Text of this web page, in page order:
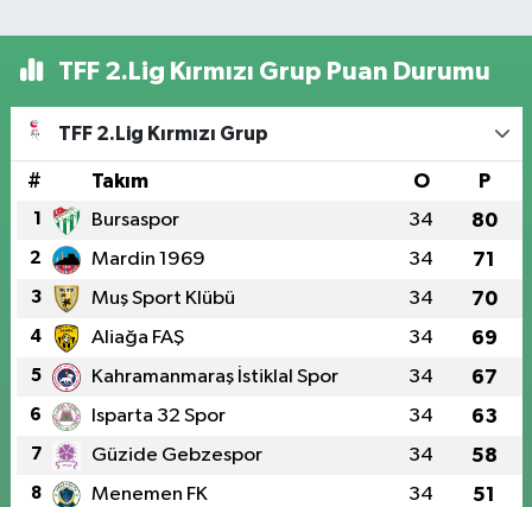
TFF 2.Lig Kırmızı Grup Puan Durumu
TFF 2.Lig Kırmızı Grup
# Takım O P
1 Bursaspor 34 80
2 Mardin 1969 34 71
3 Muş Sport Klübü 34 70
4 Aliağa FAŞ 34 69
5 Kahramanmaraş İstiklal Spor 34 67
6 Isparta 32 Spor 34 63
7 Güzide Gebzespor 34 58
8 Menemen FK 34 51